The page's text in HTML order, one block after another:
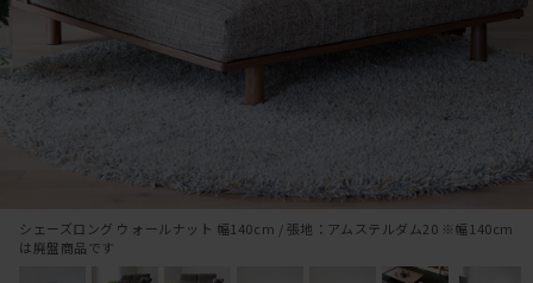
シェーズロング ウォールナット 幅140cm / 張地：アムステルダム20 ※幅140cm
は廃盤商品です